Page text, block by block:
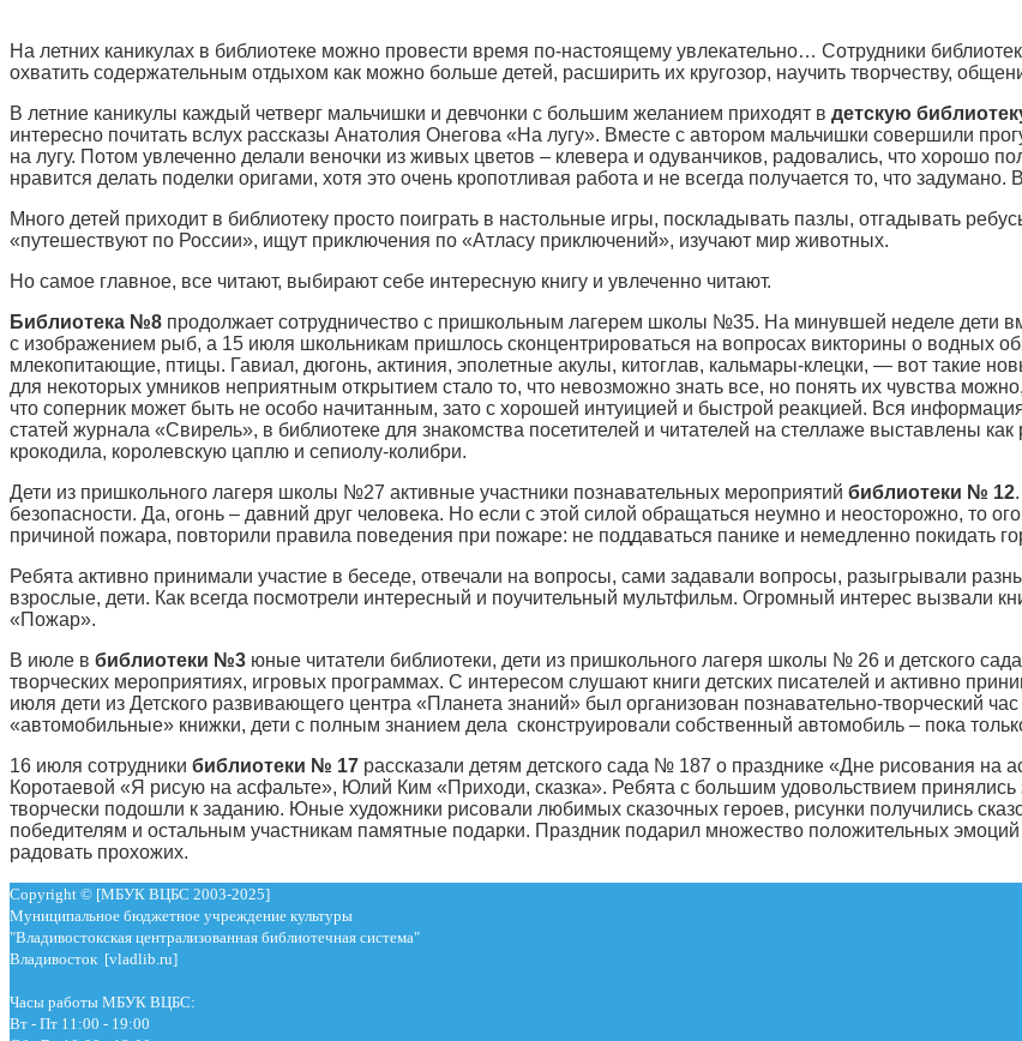
На летних каникулах в библиотеке можно провести время по-настоящему увлекательно… Сотрудники
охватить содержательным отдыхом как можно больше детей, расширить их кругозор, научить творчеству,
В летние каникулы каждый четверг мальчишки и девчонки с большим желанием приходят в детскую
интересно почитать вслух рассказы Анатолия Онегова «На лугу». Вместе с автором мальчишки совершили
на лугу. Потом увлеченно делали веночки из живых цветов – клевера и одуванчиков, радовались, что хорошо
нравится делать поделки оригами, хотя это очень кропотливая работа и не всегда получается то, что
Много детей приходит в библиотеку просто поиграть в настольные игры, поскладывать пазлы, отгадывать
«путешествуют по России», ищут приключения по «Атласу приключений», изучают мир животных.
Но самое главное, все читают, выбирают себе интересную книгу и увлеченно читают.
Библиотека №8 продолжает сотрудничество с пришкольным лагерем школы №35. На минувшей неделе дети
с изображением рыб, а 15 июля школьникам пришлось сконцентрироваться на вопросах викторины о водных
млекопитающие, птицы. Гавиал, дюгонь, актиния, эполетные акулы, китоглав, кальмары-клецки, — вот такие
для некоторых умников неприятным открытием стало то, что невозможно знать все, но понять их чувства
что соперник может быть не особо начитанным, зато с хорошей интуицией и быстрой реакцией. Вся
статей журнала «Свирель», в библиотеке для знакомства посетителей и читателей на стеллаже выставлены
крокодила, королевскую цаплю и сепиолу-колибри.
Дети из пришкольного лагеря школы №27 активные участники познавательных мероприятий библиотеки № 12
безопасности. Да, огонь – давний друг человека. Но если с этой силой обращаться неумно и неосторожно, то
причиной пожара, повторили правила поведения при пожаре: не поддаваться панике и немедленно покидать
Ребята активно принимали участие в беседе, отвечали на вопросы, сами задавали вопросы, разыгрывали
взрослые, дети. Как всегда посмотрели интересный и поучительный мультфильм. Огромный интерес вызвали
«Пожар».
В июле в библиотеки №3 юные читатели библиотеки, дети из пришкольного лагеря школы № 26 и детского
творческих мероприятиях, игровых программах. С интересом слушают книги детских писателей и активно
июля дети из Детского развивающего центра «Планета знаний» был организован познавательно-творческий
«автомобильные» книжки, дети с полным знанием дела сконструировали собственный автомобиль – пока
16 июля сотрудники библиотеки № 17 рассказали детям детского сада № 187 о празднике «Дне рисования
Коротаевой «Я рисую на асфальте», Юлий Ким «Приходи, сказка». Ребята с большим удовольствием
творчески подошли к заданию. Юные художники рисовали любимых сказочных героев, рисунки получились
победителям и остальным участникам памятные подарки. Праздник подарил множество положительных
радовать прохожих.
Copyright © [МБУК ВЦБС 2003-2025]
Муниципальное бюджетное учреждение культуры
"Владивостокская централизованная библиотечная система"
Владивосток [vladlib.ru]
Часы работы МБУК ВЦБС:
Вт - Пт 11:00 - 19:00